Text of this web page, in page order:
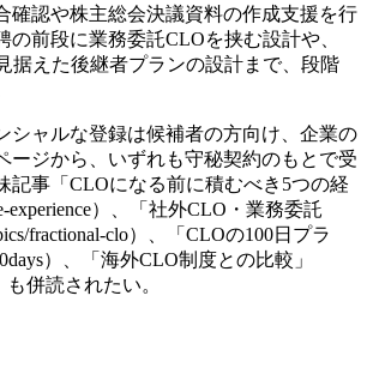
確認や株主総会決議資料の作成支援を行
の前段に業務委託CLOを挟む設計や、
据えた後継者プランの設計まで、段階
シャルな登録は候補者の方向け、企業の
ージから、いずれも守秘契約のもとで受
記事「CLOになる前に積むべき5つの経
experience）、「社外CLO・業務委託
fractional-clo）、「CLOの100日プラ
）、「海外CLO制度との比較」
も併読されたい。